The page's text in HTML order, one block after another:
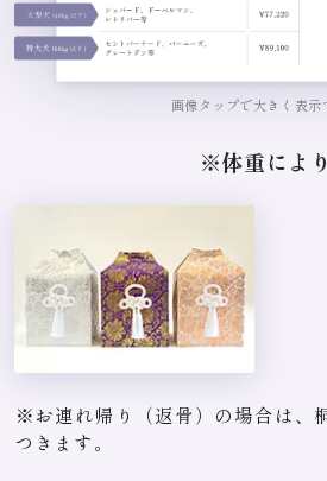
画像タップで大きく表示
※体重によ
※お連れ帰り（返骨）の場合は、
つきます。